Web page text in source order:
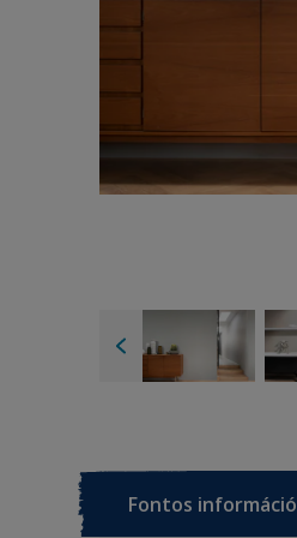
Fontos információ